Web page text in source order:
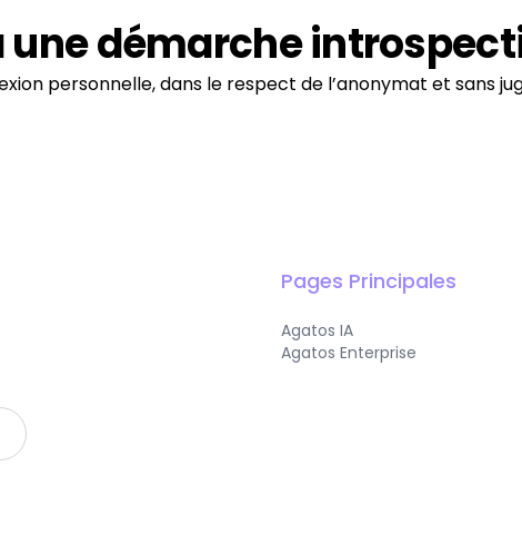
démarche
personnelle, dans le respect de l’anonymat et sans
Pages Principales
Agatos IA
Agatos Enterprise